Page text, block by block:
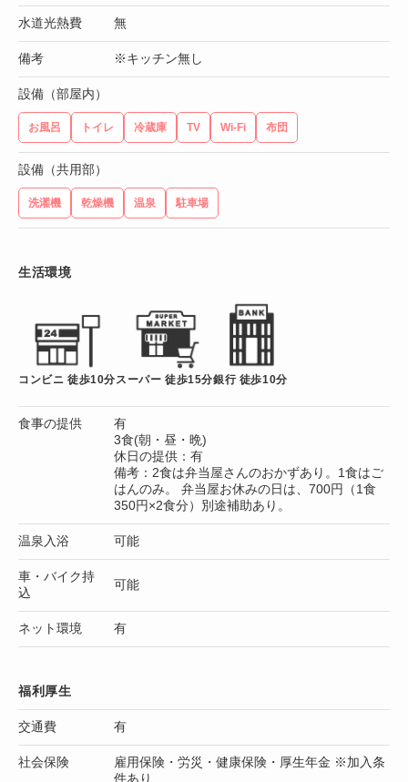
水道光熱費 無
備考 ※キッチン無し
設備（部屋内）
お風呂 トイレ 冷蔵庫 TV Wi-Fi 布団
設備（共用部）
洗濯機 乾燥機 温泉 駐車場
生活環境
コンビニ 徒歩10分 スーパー 徒歩15分銀行 徒歩10分
食事の提供
有
3食(朝・昼・晩)
休日の提供：有
備考：2食は弁当屋さんのおかずあり。1食はご
はんのみ。 弁当屋お休みの日は、700円（1食
350円×2食分）別途補助あり。
温泉入浴 可能
車・バイク持
込
可能
ネット環境 有
福利厚生
交通費 有
社会保険
雇用保険・労災・健康保険・厚生年金 ※加入条
件あり